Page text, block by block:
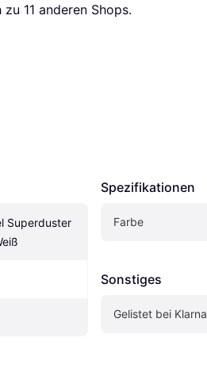
zu 11 anderen Shops.
Superduster
Spezifikationen
Farbe
Sonstiges
Gelistet bei Klarna